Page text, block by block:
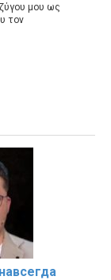
μου ως
τον